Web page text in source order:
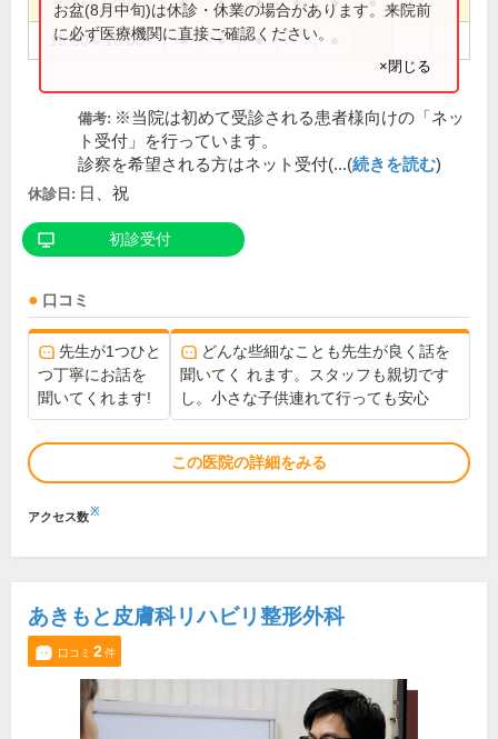
15:00～18:00 ● ● ●
お盆(8月中旬)は休診・休業の場合があります。来院前
に必ず医療機関に直接ご確認ください。
×閉じる
備考: ※当院は初めて受診される患者様向けの「ネッ
ト受付」を行っています。
診察を希望される方はネット受付(...(続きを読む)
休診日: 日、祝
初診受付
口コミ
先生が1つひと
つ丁寧にお話を
聞いてくれます!
どんな些細なことも先生が良く話を
聞いてく れます。スタッフも親切です
し。小さな子供連れて行っても安心
この医院の詳細をみる
アクセス数※
あきもと皮膚科リハビリ整形外科
口コミ 2件